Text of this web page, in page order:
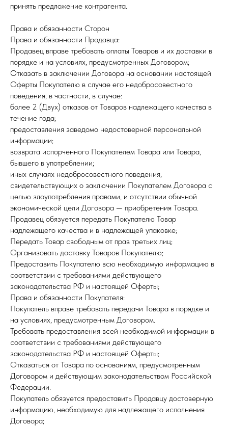
принять предложение контрагента.
Права и обязанности Сторон
Права и обязанности Продавца:
Продавец вправе требовать оплаты Товаров и их доставки в
порядке и на условиях, предусмотренных Договором;
Отказать в заключении Договора на основании настоящей
Оферты Покупателю в случае его недобросовестного
поведения, в частности, в случае:
более 2 (Двух) отказов от Товаров надлежащего качества в
течение года;
предоставления заведомо недостоверной персональной
информации;
возврата испорченного Покупателем Товара или Товара,
бывшего в употреблении;
иных случаях недобросовестного поведения,
свидетельствующих о заключении Покупателем Договора с
целью злоупотребления правами, и отсутствии обычной
экономической цели Договора — приобретения Товара.
Продавец обязуется передать Покупателю Товар
надлежащего качества и в надлежащей упаковке;
Передать Товар свободным от прав третьих лиц;
Организовать доставку Товаров Покупателю;
Предоставить Покупателю всю необходимую информацию в
соответствии с требованиями действующего
законодательства РФ и настоящей Оферты;
Права и обязанности Покупателя:
Покупатель вправе требовать передачи Товара в порядке и
на условиях, предусмотренным Договором.
Требовать предоставления всей необходимой информации в
соответствии с требованиями действующего
законодательства РФ и настоящей Оферты;
Отказаться от Товара по основаниям, предусмотренным
Договором и действующим законодательством Российской
Федерации.
Покупатель обязуется предоставить Продавцу достоверную
информацию, необходимую для надлежащего исполнения
Договора;